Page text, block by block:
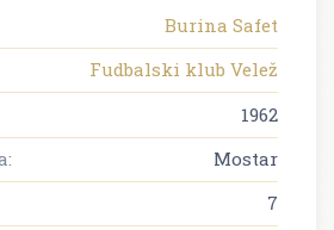
Burina Safet
Fudbalski klub Velež
1962
Mostar
7